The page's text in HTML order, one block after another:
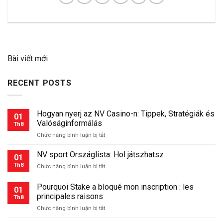
Bài viết mới
RECENT POSTS
01
Th8
Hogyan nyerj az NV Casino-n: Tippek, Stratégiák és
Valóságinformálás
Chức năng bình luận bị tắtở
nyerj
NV
n:
és
01
Th8
NV sport Országlista: Hol játszhatsz
Chức năng bình luận bị tắtở
Országlista:
játszhatsz
01
Th8
Pourquoi Stake a bloqué mon inscription : les
principales raisons
Chức năng bình luận bị tắtở